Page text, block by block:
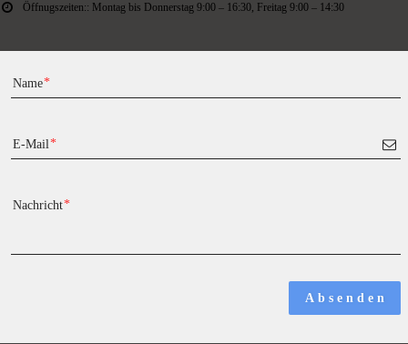
Öffnugszeiten:: Montag bis Donnerstag 9:00 – 16:30, Freitag 9:00 – 14:30
Name
E-Mail
Nachricht
A b s e n d e n